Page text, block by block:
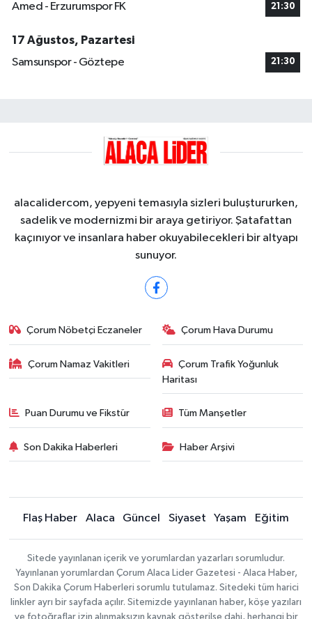
Amed - Erzurumspor FK 21:30
17 Ağustos, Pazartesi
Samsunspor - Göztepe
21:30
alacalidercom, yepyeni temasıyla sizleri buluştururken,
sadelik ve modernizmi bir araya getiriyor. Şatafattan
kaçınıyor ve insanlara haber okuyabilecekleri bir altyapı
sunuyor.
Çorum Nöbetçi Eczaneler Çorum Hava Durumu
Çorum Namaz Vakitleri
Çorum Trafik Yoğunluk
Haritası
Puan Durumu ve Fikstür Tüm Manşetler
Son Dakika Haberleri Haber Arşivi
Flaş Haber Alaca Güncel Siyaset Yaşam Eğitim
Sitede yayınlanan içerik ve yorumlardan yazarları sorumludur.
Yayınlanan yorumlardan Çorum Alaca Lider Gazetesi - Alaca Haber,
Son Dakika Çorum Haberleri sorumlu tutulamaz. Sitedeki tüm harici
linkler ayrı bir sayfada açılır. Sitemizde yayınlanan haber, köşe yazıları
ve fotoğraflar izin alınmaksızın kaynak gösterilse dahi, herhangi bir